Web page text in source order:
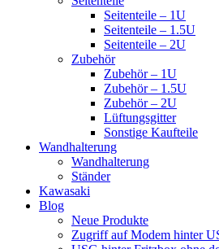
Seitenteile – 1U
Seitenteile – 1.5U
Seitenteile – 2U
Zubehör
Zubehör – 1U
Zubehör – 1.5U
Zubehör – 2U
Lüftungsgitter
Sonstige Kaufteile
Wandhalterung
Wandhalterung
Ständer
Kawasaki
Blog
Neue Produkte
Zugriff auf Modem hinter